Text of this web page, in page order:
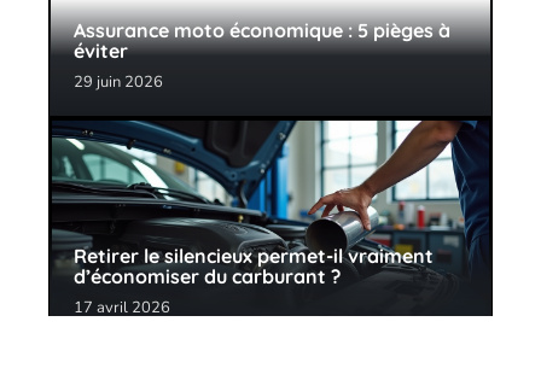
Assurance moto économique : 5 pièges à
éviter
29 juin 2026
Retirer le silencieux permet-il vraiment
d’économiser du carburant ?
17 avril 2026